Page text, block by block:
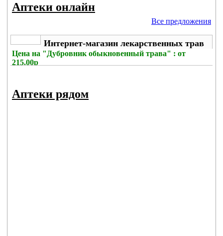
Аптеки онлайн
Все предложения
Интернет-магазин лекарственных трав
Цена на "Дубровник обыкновенный трава" : от
215.00р
Аптеки рядом